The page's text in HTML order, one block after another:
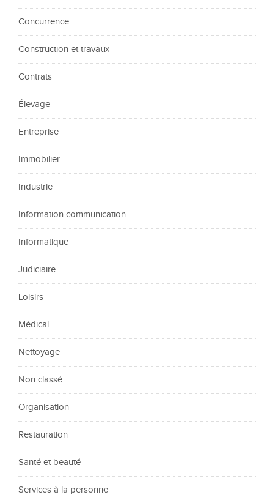
Concurrence
Construction et travaux
Contrats
Élevage
Entreprise
Immobilier
Industrie
Information communication
Informatique
Judiciaire
Loisirs
Médical
Nettoyage
Non classé
Organisation
Restauration
Santé et beauté
Services à la personne